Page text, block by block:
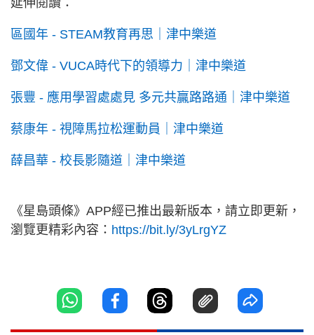
延伸閱讀：
區國年 - STEAM教育再思｜津中樂道
鄧文偉 - VUCA時代下的領導力｜津中樂道
張豐 - 應用學習處處見 多元共贏路路通｜津中樂道
蔡康年 - 視障馬拉松運動員｜津中樂道
薛昌華 - 校長影隨道｜津中樂道
《星島頭條》APP經已推出最新版本，請立即更新，
瀏覽更精彩內容： https://bit.ly/3yLrgYZ